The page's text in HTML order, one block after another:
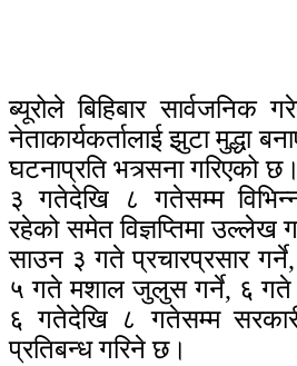
ब्यूरोले बिहिबार सार्वजनिक
नेताकार्यकर्तालाई झुटा मुद्धा
घटनाप्रति भत्र्सना गरिएको
३ गतेदेखि ८ गतेसम्म
रहेको समेत विज्ञप्तिमा
साउन ३ गते प्रचारप्रसार
५ गते मशाल जुलुस गर्ने, ६ गते
६ गतेदेखि ८ गतेसम्म
प्रतिबन्ध गरिने छ।